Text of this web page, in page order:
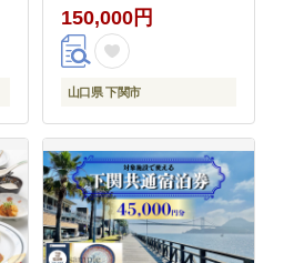
150,000円
山口県 下関市